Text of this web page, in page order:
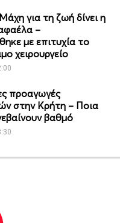
για τη ζωή δίνει η
–
με επιτυχία το
χειρουργείο
προαγωγές
στην Κρήτη – Ποια
βαθμό